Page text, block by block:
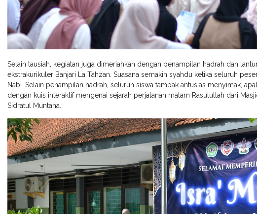
Selain tausiah, kegiatan juga dimeriahkan dengan penampilan hadrah dan
ekstrakurikuler Banjari La Tahzan. Suasana semakin syahdu ketika seluruh
Nabi. Selain penampilan hadrah, seluruh siswa tampak antusias menyimak,
dengan kuis interaktif mengenai sejarah perjalanan malam Rasulullah dari
Sidratul Muntaha.